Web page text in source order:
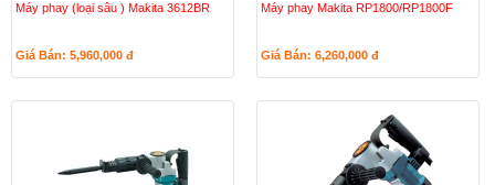
Máy phay (loại sâu ) Makita 3612BR
Giá Bán: 5,960,000 đ
Máy phay Makita RP1800/RP1800F
Giá Bán: 6,260,000 đ